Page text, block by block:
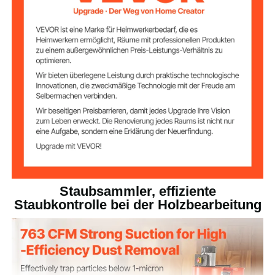
en des
Staubbehälters
12,5 Gal / 47,32 L
Materialien Q235A, Vliesstoff
114,86 lbs / 52,1 kg
Produktabmessun
gen
41,34 x 19,69 x 61,42 Zoll /
Staubsammler, effiziente
Staubkontrolle bei der Holzbearbeitung